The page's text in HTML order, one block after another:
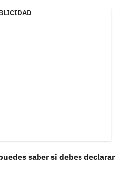
saber si debes declarar